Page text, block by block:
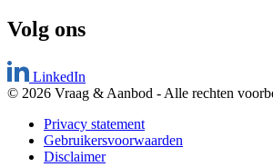
Volg ons
LinkedIn
© 2026 Vraag & Aanbod - Alle rechten
Privacy statement
Gebruikersvoorwaarden
Disclaimer